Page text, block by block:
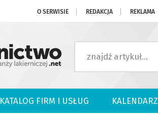
O SERWISIE REDAKCJA REKLAMA
KATALOG FIRM I USŁUG KALENDARZ